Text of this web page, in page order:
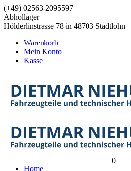
Springen
Sie
zum
(+49) 02563-2095597
Abhollager
Hölderlinstrasse 78 in 48703 Stadtlohn
Warenkorb
Mein Konto
Kasse
Home
0